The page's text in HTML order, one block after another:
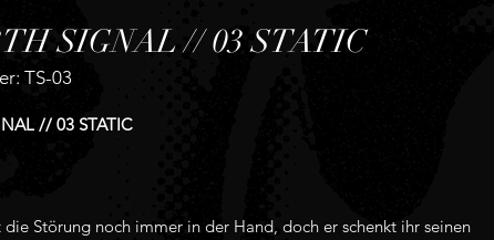
SIGNAL // 03 STATIC
TS-03
// 03 STATIC
die Störung noch immer in der Hand, doch er schenkt ihr seinen